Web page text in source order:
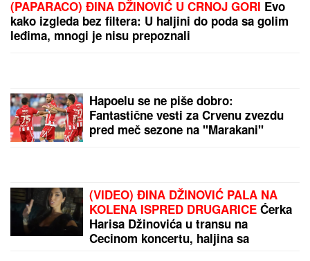
"NISAM ZNALA ŠTA JE SMRSKANO I IZVAĐENO IZ
MOJE GLAVE"Glumica je ovako govorila o jezivoj
nesreći:"Doktori su govorili da neću moći da
Sutra je SVETI PANTELEJMON,
zaštitnik lekara i vozača: Na njegov
"PROBUDILI SMO SE I NAŠLI
ROŠTILJ, NE ZNAM ŠTA SU
Šokirana komšinica iz